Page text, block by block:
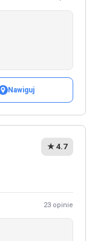
Nawiguj
★ 4.7
23 opinie